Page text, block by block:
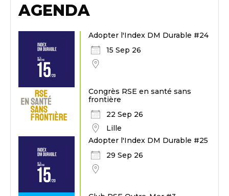
AGENDA
Adopter l'Index DM Durable #24
15 Sep 26
Congrès RSE en santé sans
frontière
22 Sep 26
Lille
Adopter l'Index DM Durable #25
29 Sep 26